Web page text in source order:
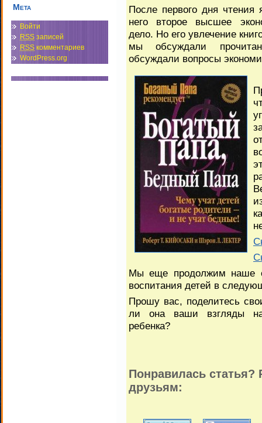
Мета
Войти
RSS записей
RSS комментариев
WordPress.org
После первого дня чтения
него второе высшее
дело. Но его увлечение
мы обсуждали
обсуждали вопросы
Мы еще продолжим наше
воспитания детей в
Прошу вас, поделитесь
ли она ваши взгляды на
ребенка?
Понравилась статья?
друзьям: